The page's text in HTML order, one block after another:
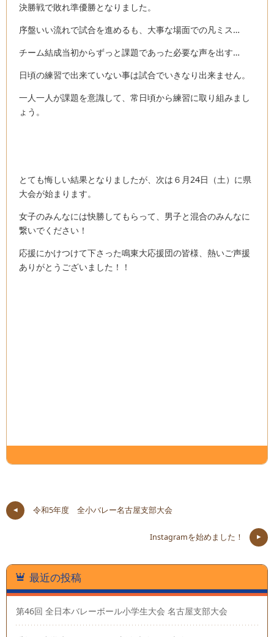
決勝戦で敗れ準優勝となりました。
序盤いい流れで試合を進めるも、大事な場面での凡ミス…
チーム結成当初からずっと課題であった必要な声を出す…
日頃の練習で出来ていない事は試合でいきなり出来ません。
一人一人が課題を意識して、常日頃から練習に取り組みまし
ょう。
とても悔しい結果となりましたが、次は６月24日（土）に県
大会が始まります。
女子のみんなには快勝してもらって、男子と混合のみんなに
繋いでください！
応援にかけつけて下さった鳴東大応援団の皆様、熱いご声援
ありがとうございました！！
令和5年度 全小バレー名古屋支部大会
Instagramを始めました！
最近の投稿
第46回 全日本バレーボール小学生大会 名古屋支部大会